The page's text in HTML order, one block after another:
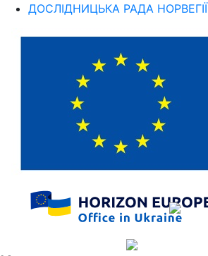
ДОСЛІДНИЦЬКА РАДА НОРВЕГІЇ